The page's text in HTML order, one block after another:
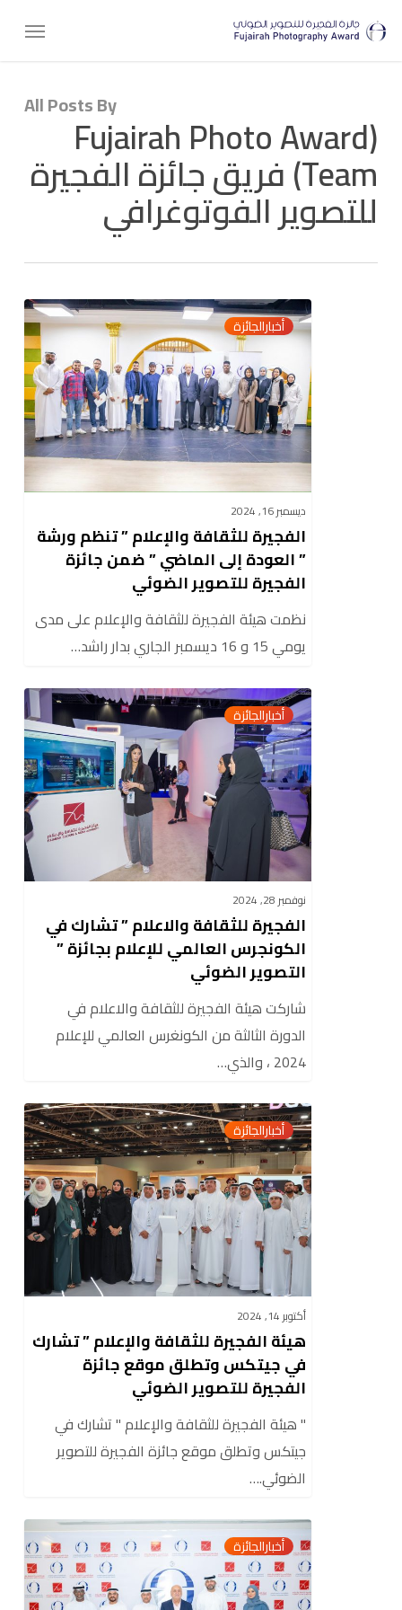
Menu
All Posts By
(Fujairah Photo Award
Team) فريق جائزة الفجيرة
للتصوير الفوتوغرافي
الفجيرة
للثقافة
والإعلام
”
تنظم
ورشة
”
العودة
إلى
الماضي
ضمن
الفجيرة
للتصوير
الضوئي
أخبارالجائزة
ديسمبر 16, 2024
الفجيرة للثقافة والإعلام ” تنظم ورشة
” العودة إلى الماضي ” ضمن جائزة
الفجيرة للتصوير الضوئي
نظمت هيئة الفجيرة للثقافة والإعلام على مدى
يومي 15 و 16 ديسمبر الجاري بدار راشد…
0
الفجيرة
للثقافة
والاعلام
”
تشارك
في
الكونجرس
العالمي
للإعلام
بجائزة
التصوير
الضوئي
أخبارالجائزة
نوفمبر 28, 2024
الفجيرة للثقافة والاعلام ” تشارك في
الكونجرس العالمي للإعلام بجائزة ”
التصوير الضوئي
شاركت هيئة الفجيرة للثقافة والاعلام في
الدورة الثالثة من الكونغرس العالمي للإعلام
2024 ، والذي…
0
هيئة
الفجيرة
للثقافة
والإعلام
”
تشارك
جيتكس
وتطلق
موقع
جائزة
الفجيرة
للتصوير
الضوئي
أخبارالجائزة
أكتوبر 14, 2024
هيئة الفجيرة للثقافة والإعلام ” تشارك
في جيتكس وتطلق موقع جائزة
الفجيرة للتصوير الضوئي
" هيئة الفجيرة للثقافة والإعلام " تشارك في
جيتكس وتطلق موقع جائزة الفجيرة للتصوير
الضوئي.…
0
الفجيرة
للثقافة
والإعلام
أخبارالجائزة
0